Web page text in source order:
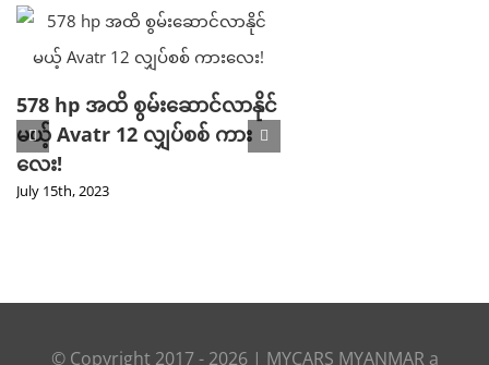
578 hp အထိ စွမ်းဆောင်လာနိုင်
မယ့် Avatr 12 လျှပ်စစ် ကား
လေး!
July 15th, 2023
© Copyright 2017 - 2026 | MYCARS MYANMARa